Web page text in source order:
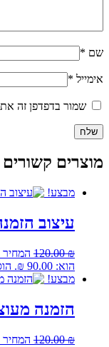
שם *
אימייל *
שמור בדפדפן זה
מוצרים קשורים
מבצע!
עיצוב
120.00₪ המחיר
הוא: 90.00 ₪.
מבצע!
הזמנה
120.00₪ המחיר